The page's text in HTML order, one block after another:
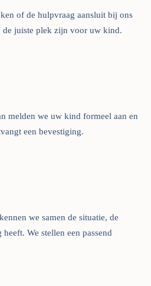
of de hulpvraag aansluit bij ons
de juiste plek zijn voor uw kind.
melden we uw kind formeel aan en
een bevestiging.
we samen de situatie, de
We stellen een passend